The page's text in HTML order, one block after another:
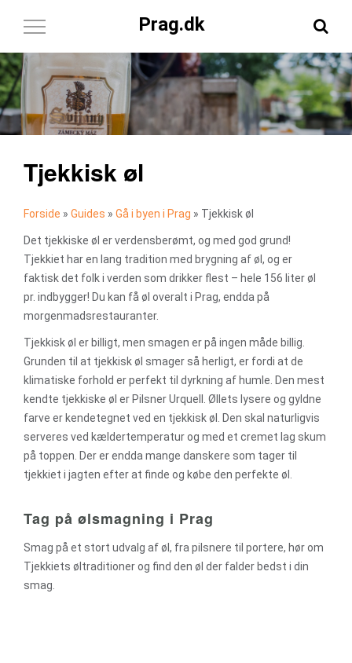
Prag.dk
Toggle
Tjekkisk øl
Forside » Guides » Gå i byen i Prag » Tjekkisk øl
Det tjekkiske øl er verdensberømt, og med god grund!
Tjekkiet har en lang tradition med brygning af øl, og er
faktisk det folk i verden som drikker flest – hele 156 liter øl
pr. indbygger! Du kan få øl overalt i Prag, endda på
morgenmadsrestauranter.
Tjekkisk øl er billigt, men smagen er på ingen måde billig.
Grunden til at tjekkisk øl smager så herligt, er fordi at de
klimatiske forhold er perfekt til dyrkning af humle. Den mest
kendte tjekkiske øl er Pilsner Urquell. Øllets lysere og gyldne
farve er kendetegnet ved en tjekkisk øl. Den skal naturligvis
serveres ved kældertemperatur og med et cremet lag skum
på toppen. Der er endda mange danskere som tager til
tjekkiet i jagten efter at finde og købe den perfekte øl.
Tag på ølsmagning i Prag
Smag på et stort udvalg af øl, fra pilsnere til portere, hør om
Tjekkiets øltraditioner og find den øl der falder bedst i din
smag.